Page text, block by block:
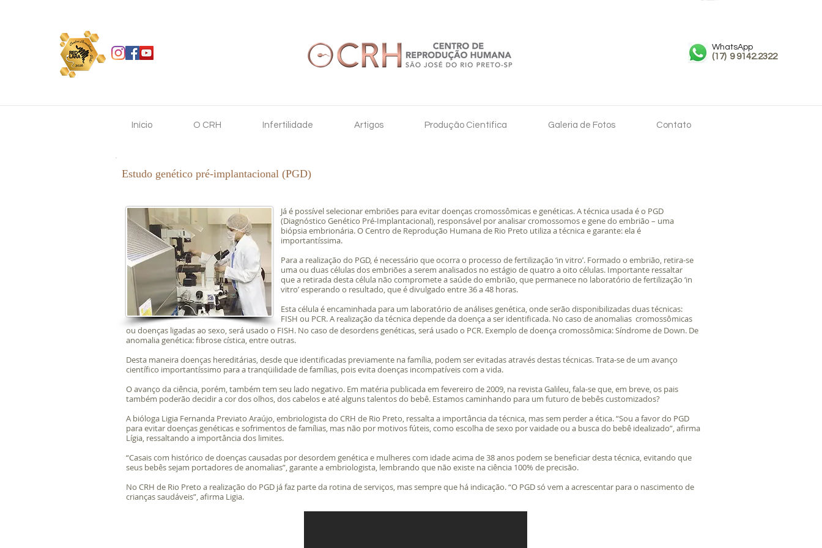
WhatsApp
(17) 9 9142.2322
Início O CRH Infertilidade Artigos Produção Científica Galeria de Fotos Contato
Estudo genético pré-implantacional (PGD)
Já é possível selecionar embriões para evitar doenças cromossômicas e genéticas. A técnica usada é o PGD
(Diagnóstico Genético Pré-Implantacional), responsável por analisar cromossomos e gene do embrião – uma
biópsia embrionária. O Centro de Reprodução Humana de Rio Preto utiliza a técnica e garante: ela é
importantíssima.
Para a realização do PGD, é necessário que ocorra o processo de fertilização ‘in vitro’. Formado o embrião, retira-se
uma ou duas células dos embriões a serem analisados no estágio de quatro a oito células. Importante ressaltar
que a retirada desta célula não compromete a saúde do embrião, que permanece no laboratório de fertilização ‘in
vitro’ esperando o resultado, que é divulgado entre 36 a 48 horas.
Esta célula é encaminhada para um laboratório de análises genética, onde serão disponibilizadas duas técnicas:
FISH ou PCR. A realização da técnica depende da doença a ser identificada. No caso de anomalias cromossômicas
ou doenças ligadas ao sexo, será usado o FISH. No caso de desordens genéticas, será usado o PCR. Exemplo de doença cromossômica: Síndrome de Down. De
anomalia genética: fibrose cística, entre outras.
Desta maneira doenças hereditárias, desde que identificadas previamente na família, podem ser evitadas através destas técnicas. Trata-se de um avanço
científico importantíssimo para a tranqüilidade de famílias, pois evita doenças incompatíveis com a vida.
O avanço da ciência, porém, também tem seu lado negativo. Em matéria publicada em fevereiro de 2009, na revista Galileu, fala-se que, em breve, os pais
também poderão decidir a cor dos olhos, dos cabelos e até alguns talentos do bebê. Estamos caminhando para um futuro de bebês customizados?
A bióloga Ligia Fernanda Previato Araújo, embriologista do CRH de Rio Preto, ressalta a importância da técnica, mas sem perder a ética. “Sou a favor do PGD
para evitar doenças genéticas e sofrimentos de famílias, mas não por motivos fúteis, como escolha de sexo por vaidade ou a busca do bebê idealizado”, afirma
Lígia, ressaltando a importância dos limites.
“Casais com histórico de doenças causadas por desordem genética e mulheres com idade acima de 38 anos podem se beneficiar desta técnica, evitando que
seus bebês sejam portadores de anomalias”, garante a embriologista, lembrando que não existe na ciência 100% de precisão.
No CRH de Rio Preto a realização do PGD já faz parte da rotina de serviços, mas sempre que há indicação. “O PGD só vem a acrescentar para o nascimento de
crianças saudáveis”, afirma Ligia.